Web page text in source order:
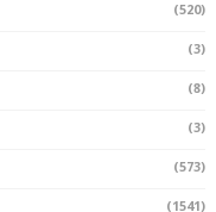
(520)
(3)
(8)
(3)
(573)
(1541)